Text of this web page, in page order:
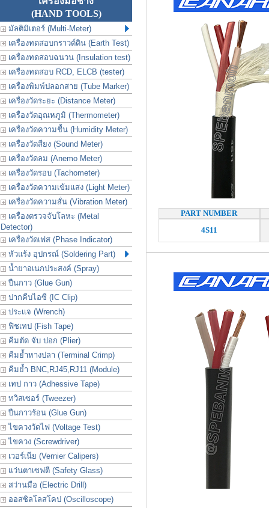
(HAND TOOLS)
มัลติมิเตอร์ (Multi-Meter)
เครื่องทดสอบกราวด์ดิน (Earth Test)
เครื่องทดสอบฉนวน (Insulation test)
เครื่องทดสอบ RCD, ELCB (tester)
เครื่องพิมพ์ปลอกสาย (Tube Marker)
เครื่องวัดระยะ (Distance Meter)
เครื่องวัดอุณหภูมิ (Thermometer)
เครื่องวัดความชื้น (Humidity Meter)
เครื่องวัดสียง (Sound Meter)
เครื่องวัดลม (Anemo Meter)
เครื่องวัดรอบ (Tachometer)
เครื่องวัดความเข้มแสง (Light Meter)
เครื่องวัดความสั่น (Vibration Meter)
เครื่องตรวจจับโลหะ (Metal
Detector)
เครื่องวัดเฟส (Phase Indicator)
หัวแร้ง อุปกรณ์ (Soldering Part)
น้ำยาอเนกประสงค์ (Spray)
ปืนกาว (Glue Gun)
ปากคีบไอซี (IC Clip)
ประเเจ (Wrench)
ฟิชเทป (Fish Tape)
คีมตัด จับ ปอก (Plier)
คีมย้ำหางปลา (Terminal Crimp)
คีมย้ำ BNC,RJ45,RJ11 (Module)
เทป กาว (Adhessive Tape)
ทวิสเซอร์ (Tweezer)
ปืนกาวร้อน (Glue Gun)
ไขควงวัดไฟ (Voltage Test)
ไขควง (Screwdriver)
เวอร์เนีย (Vernier Calipers)
แว่นตาเซฟตี (Safety Glass)
สว่านมือ (Electric Drill)
ออสซิลโลสโคป (Oscilloscope)
PART NUMBER
4S11